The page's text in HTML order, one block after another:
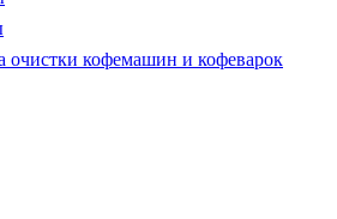
очистки кофемашин и кофеварок